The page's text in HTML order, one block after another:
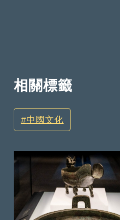
相關標籤
中國文化